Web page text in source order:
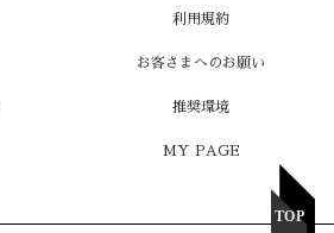
利用規約
お客さまへのお願い
推奨環境
MY PAGE